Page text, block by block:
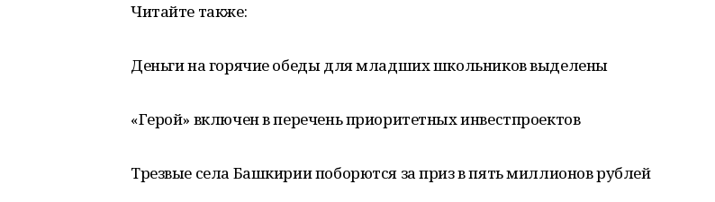
Читайте также:
Деньги на горячие обеды для младших школьников выделены
«Герой» включен в перечень приоритетных инвестпроектов
Трезвые села Башкирии поборются за приз в пять миллионов рублей